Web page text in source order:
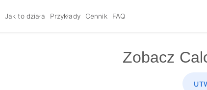
Jak to działa Przykłady Cennik FAQ
Zobacz